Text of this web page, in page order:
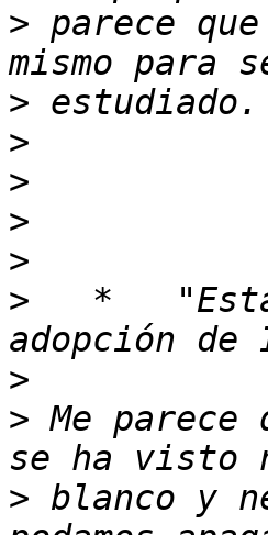
> parece
>
>
>
>
>
>
*
>
> Me
> blanco y